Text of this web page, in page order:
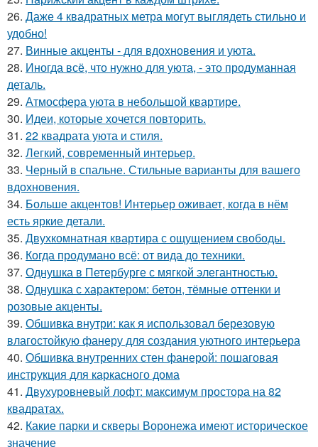
26. Даже 4 квадратных метра могут выглядеть стильно и
удобно!
27. Винные акценты - для вдохновения и уюта.
28. Иногда всё, что нужно для уюта, - это продуманная
деталь.
29. Атмосфера уюта в небольшой квартире.
30. Идеи, которые хочется повторить.
31. 22 квадрата уюта и стиля.
32. Легкий, современный интерьер.
33. Черный в спальне. Стильные варианты для вашего
вдохновения.
34. Больше акцентов! Интерьер оживает, когда в нём
есть яркие детали.
35. Двухкомнатная квартира с ощущением свободы.
36. Когда продумано всё: от вида до техники.
37. Однушка в Петербурге с мягкой элегантностью.
38. Однушка с характером: бетон, тёмные оттенки и
розовые акценты.
39. Обшивка внутри: как я использовал березовую
влагостойкую фанеру для создания уютного интерьера
40. Обшивка внутренних стен фанерой: пошаговая
инструкция для каркасного дома
41. Двухуровневый лофт: максимум простора на 82
квадратах.
42. Какие парки и скверы Воронежа имеют историческое
значение